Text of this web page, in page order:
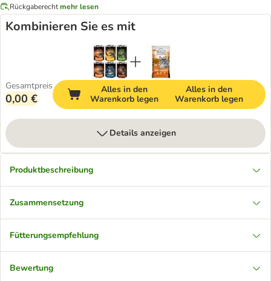
Rückgaberechtmehr lesen
Kombinieren Sie es mit
Gesamtpreis
0,00 €
Alles in den
Warenkorb legen
Alles in den
Warenkorb legen
Details anzeigen
Produktbeschreibung
Zusammensetzung
Fütterungsempfehlung
Bewertung